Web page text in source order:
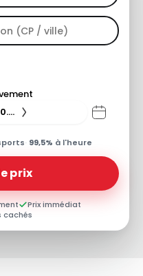
Aujourd'hui, 10.08.26
· 99,5% à l'heure
prix
Prix immédiat
cachés